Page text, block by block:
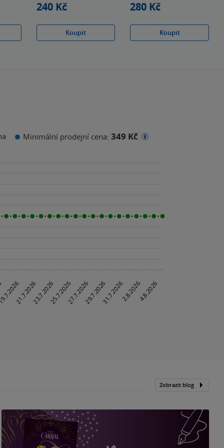
240 Kč
Koupit
280 Kč
Koupit
Minimální prodejní cena: 349 Kč
Zobrazit blog